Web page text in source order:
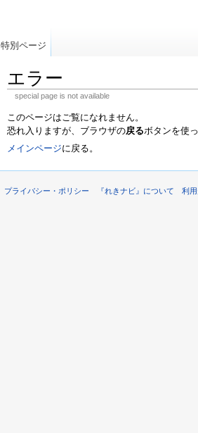
エラー
special page is not available
このページはご覧になれません。
恐れ入りますが、ブラウザの戻るボタンを使
メインページに戻る。
特別ページ
プライバシー・ポリシー 『れきナビ』について 利